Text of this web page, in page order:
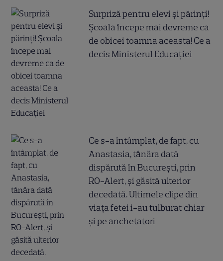
Surpriză pentru elevi și părinți!
Școala începe mai devreme ca
de obicei toamna aceasta! Ce a
decis Ministerul Educației
Ce s-a întâmplat, de fapt, cu
Anastasia, tânăra dată
dispărută în București, prin
RO-Alert, și găsită ulterior
decedată. Ultimele clipe din
viața fetei i-au tulburat chiar
și pe anchetatori